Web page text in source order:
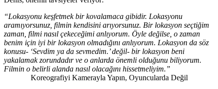
“Lokasyonu keşfetmek bir kovalamaca gibidir. Lokasyonu
aramıyorsunuz, filmin kendisini arıyorsunuz. Bir lokasyon seçtiğim
zaman, filmi nasıl çekeceğimi anlıyorum. Öyle değilse, o zaman
benim için iyi bir lokasyon olmadığını anlıyorum. Lokasyon da söz
konusu- ‘Sevdim ya da sevmedim.’ değil- bir lokasyon beni
yakalamak zorundadır ve o anlarda önemli olduğunu biliyorum.
Filmin o belirli alanda nasıl olacağını hissetmeliyim.”
Koreografiyi Kamerayla Yapın, Oyuncularda Değil